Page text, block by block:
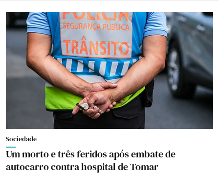
Sociedade
Um morto e três feridos após embate de
autocarro contra hospital de Tomar